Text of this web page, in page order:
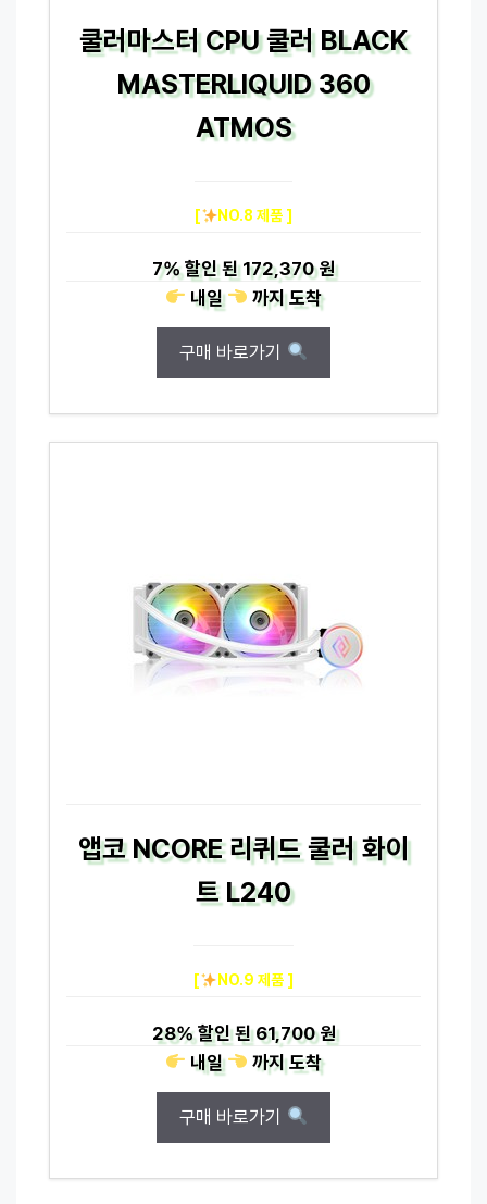
쿨러마스터 CPU 쿨러 BLACK
MASTERLIQUID 360
ATMOS
[ NO.8 제품 ]
7%할인 된172,370 원
내일
까지도착
구매 바로가기
앱코 NCORE 리퀴드 쿨러 화이
트 L240
[ NO.9 제품 ]
28%할인 된61,700 원
내일
까지도착
구매 바로가기